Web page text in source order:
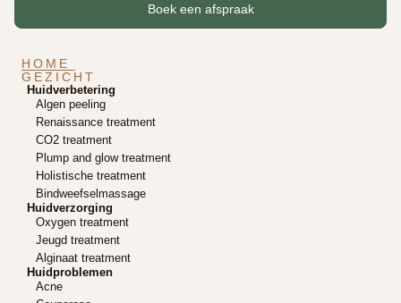
Boek een afspraak
HOME
GEZICHT
Huidverbetering
Algen peeling
Renaissance treatment
CO2 treatment
Plump and glow treatment
Holistische treatment
Bindweefselmassage
Huidverzorging
Oxygen treatment
Jeugd treatment
Alginaat treatment
Huidproblemen
Acne